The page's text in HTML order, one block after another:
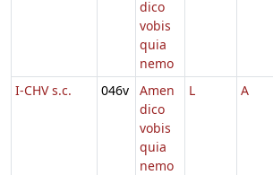
dico
vobis
quia
nemo
I-CHV s.c. 046v
Amen
dico
vobis
quia
nemo
L A